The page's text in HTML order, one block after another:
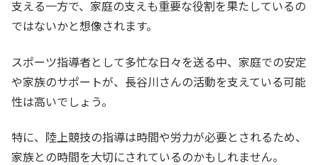
支える一方で、家庭の支えも重要な役割を果たしているの
ではないかと想像されます。
スポーツ指導者として多忙な日々を送る中、家庭での安定
や家族のサポートが、長谷川さんの活動を支えている可能
性は高いでしょう。
特に、陸上競技の指導は時間や労力が必要とされるため、
家族との時間を大切にされているのかもしれません。